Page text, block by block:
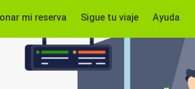
mi reserva Sigue tu viaje Ayuda